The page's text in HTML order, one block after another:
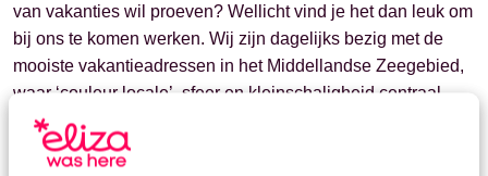
van vakanties wil proeven? Wellicht vind je het dan leuk om
bij ons te komen werken. Wij zijn dagelijks bezig met de
mooiste vakantieadressen in het Middellandse Zeegebied,
waar ‘couleur locale’, sfeer en kleinschaligheid centraal
staan.